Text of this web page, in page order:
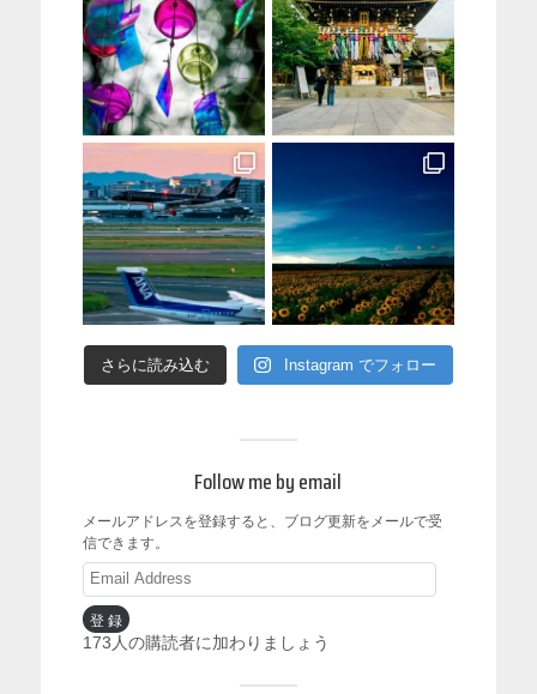
さらに読み込む Instagram でフォロー
Follow me by email
メールアドレスを登録すると、ブログ更新をメールで受
信できます。
登録
173人の購読者に加わりましょう